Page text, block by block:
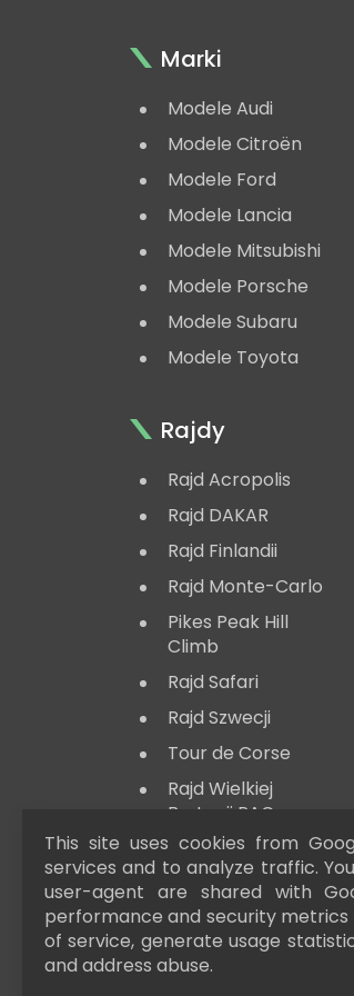
Marki
Modele Audi
Modele Citroën
Modele Ford
Modele Lancia
Modele Mitsubishi
Modele Porsche
Modele Subaru
Modele Toyota
Rajdy
Rajd Acropolis
Rajd DAKAR
Rajd Finlandii
Rajd Monte-Carlo
Pikes Peak Hill
Climb
Rajd Safari
Rajd Szwecji
Tour de Corse
Rajd Wielkiej
Brytanii RAC
Lombard
This site uses cookies from
services and to analyze traffic.
user-agent are shared with
performance and security metrics
of service, generate usage
and address abuse.